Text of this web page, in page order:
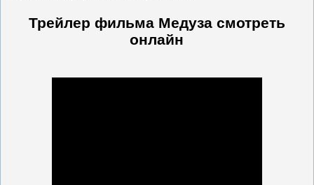
Трейлер фильма Медузасмотреть
онлайн